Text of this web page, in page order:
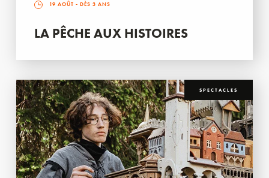
19 AOÛT - DÈS 3 ANS
LA PÊCHE AUX HISTOIRES
SPECTACLES